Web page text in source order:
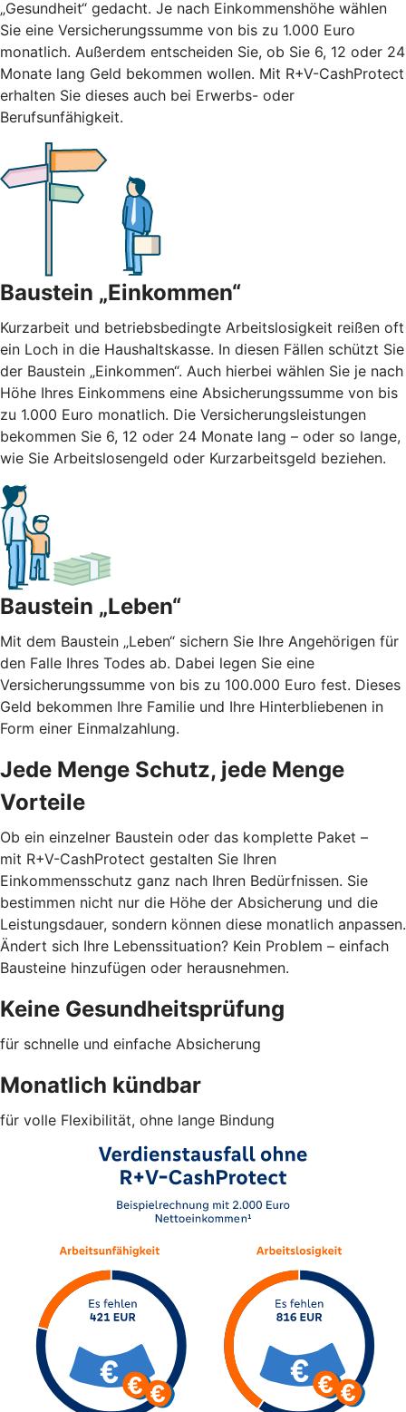
„Gesundheit“ gedacht. Je nach Einkommenshöhe wählen
Sie eine Versicherungssumme von bis zu 1.000 Euro
monatlich. Außerdem entscheiden Sie, ob Sie 6, 12 oder 24
Monate lang Geld bekommen wollen. Mit R+V-CashProtect
erhalten Sie dieses auch bei Erwerbs- oder
Berufsunfähigkeit.
Baustein „Einkommen“
Kurzarbeit und betriebsbedingte Arbeitslosigkeit reißen oft
ein Loch in die Haushaltskasse. In diesen Fällen schützt Sie
der Baustein „Einkommen“. Auch hierbei wählen Sie je nach
Höhe Ihres Einkommens eine Absicherungssumme von bis
zu 1.000 Euro monatlich. Die Versicherungsleistungen
bekommen Sie 6, 12 oder 24 Monate lang – oder so lange,
wie Sie Arbeitslosengeld oder Kurzarbeitsgeld beziehen.
Baustein „Leben“
Mit dem Baustein „Leben“ sichern Sie Ihre Angehörigen für
den Falle Ihres Todes ab. Dabei legen Sie eine
Versicherungssumme von bis zu 100.000 Euro fest. Dieses
Geld bekommen Ihre Familie und Ihre Hinterbliebenen in
Form einer Einmalzahlung.
Jede Menge Schutz, jede Menge
Vorteile
Ob ein einzelner Baustein oder das komplette Paket –
mit R+V-CashProtect gestalten Sie Ihren
Einkommensschutz ganz nach Ihren Bedürfnissen. Sie
bestimmen nicht nur die Höhe der Absicherung und die
Leistungsdauer, sondern können diese monatlich anpassen.
Ändert sich Ihre Lebenssituation? Kein Problem – einfach
Bausteine hinzufügen oder herausnehmen.
Keine Gesundheitsprüfung
für schnelle und einfache Absicherung
Monatlich kündbar
für volle Flexibilität, ohne lange Bindung